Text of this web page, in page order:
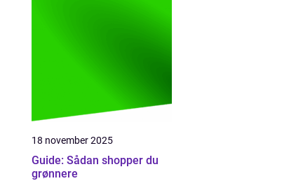
18 november 2025
Guide: Sådan shopper du
grønnere